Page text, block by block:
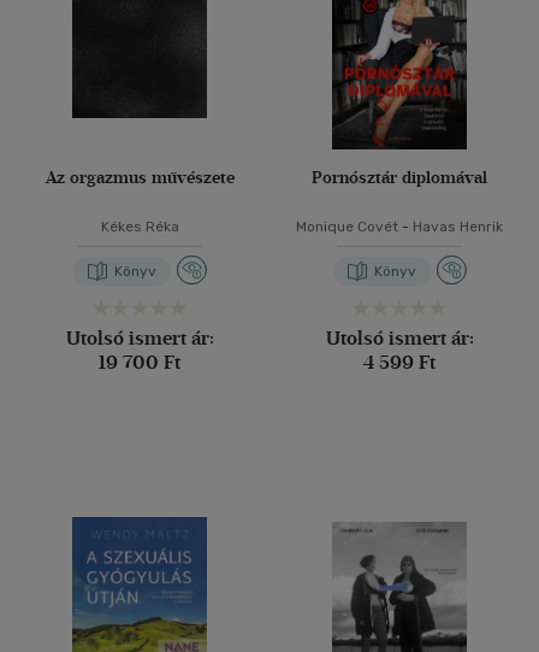
Az orgazmus művészete
Kékes Réka
Könyv
Utolsó ismert ár:
19 700 Ft
Pornósztár diplomával
Monique Covét - Havas Henrik
Könyv
Utolsó ismert ár:
4 599 Ft